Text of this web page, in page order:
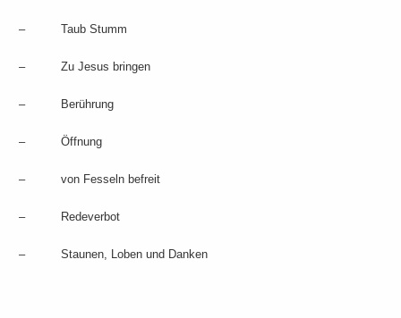
– Taub Stumm
– Zu Jesus bringen
– Berührung
– Öffnung
– von Fesseln befreit
– Redeverbot
– Staunen, Loben und Danken